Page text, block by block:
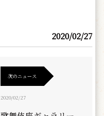
2020/02/27
次のニュース
2020/02/27